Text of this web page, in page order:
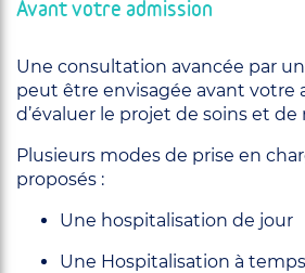
Avant votre admission
Une consultation avancée par
peut être envisagée avant votre
d’évaluer le projet de soins et
Plusieurs modes de prise en
proposés :
Une hospitalisation de jour
Une Hospitalisation à